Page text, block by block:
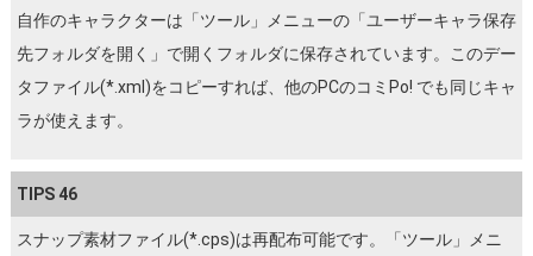
自作のキャラクターは「ツール」メニューの「ユーザーキャラ保存
先フォルダを開く」で開くフォルダに保存されています。このデー
タファイル(*.xml)をコピーすれば、他のPCのコミPo! でも同じキャ
ラが使えます。
TIPS 46
スナップ素材ファイル(*.cps)は再配布可能です。「ツール」メニ